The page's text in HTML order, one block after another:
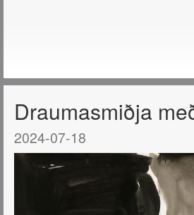
Draumasmiðja
2024-07-18